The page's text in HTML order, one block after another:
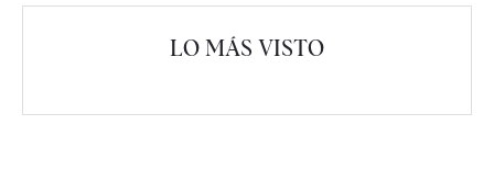
LO MÁS VISTO